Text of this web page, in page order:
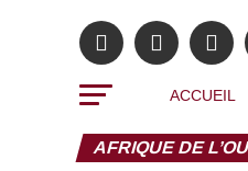
ACCUEIL
AFRIQUE DE